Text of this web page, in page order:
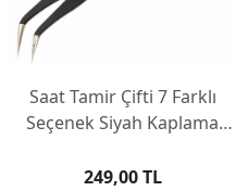
Saat Tamir Çifti 7 Farklı
Seçenek Siyah Kaplama
249,00 TL